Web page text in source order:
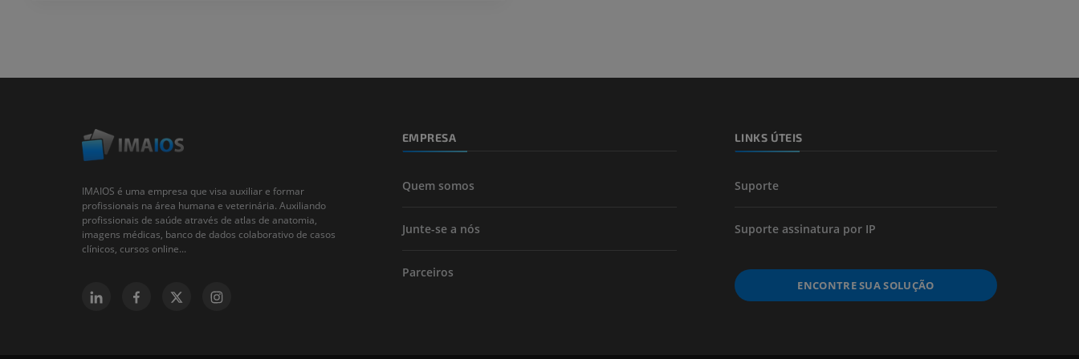
IMAIOS é uma empresa que visa auxiliar e formar
profissionais na área humana e veterinária. Auxiliando
profissionais de saúde através de atlas de anatomia,
imagens médicas, banco de dados colaborativo de casos
clínicos, cursos online...
EMPRESA
Quem somos
Junte-se a nós
Parceiros
LINKS ÚTEIS
Suporte
Suporte assinatura por IP
ENCONTRE SUA SOLUÇÃO